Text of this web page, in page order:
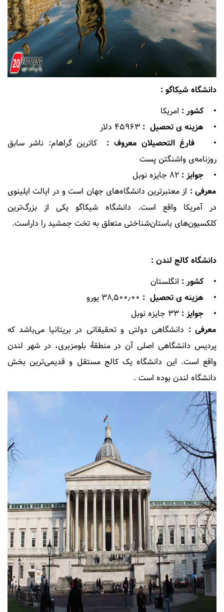
دانشگاه شیکاگو :
• کشور : امریکا
• هزینه ی تحصیل :
• فارغ التحصیلان معروف : کاترین گراهام: ناشر سابق
روزنامه‌ی واشنگتن پست
• جوایز :
معرفی : از معتبرترین دانشگاه‌های جهان است و در ایالت ایلینوی
در آمریکا واقع است. دانشگاه شیکاگو یکی از بزرگ‌ترین
کلکسیون‌های باستان‌شناختی متعلق به تخت جمشید را داراست.
دانشگاه کالج لندن :
• کشور : انگلستان
• هزینه ی تحصیل :
• جوایز :
معرفی : دانشگاهی دولتی و تحقیقاتی در بریتانیا می‌باشد که
پردیس دانشگاهی اصلی آن در منطقهٔ بلومزبری، در شهر لندن
واقع است. این دانشگاه یک کالج مستقل و قدیمی‌ترین بخش
دانشگاه لندن بوده است .